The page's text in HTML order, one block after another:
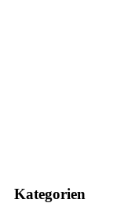
Kategorien